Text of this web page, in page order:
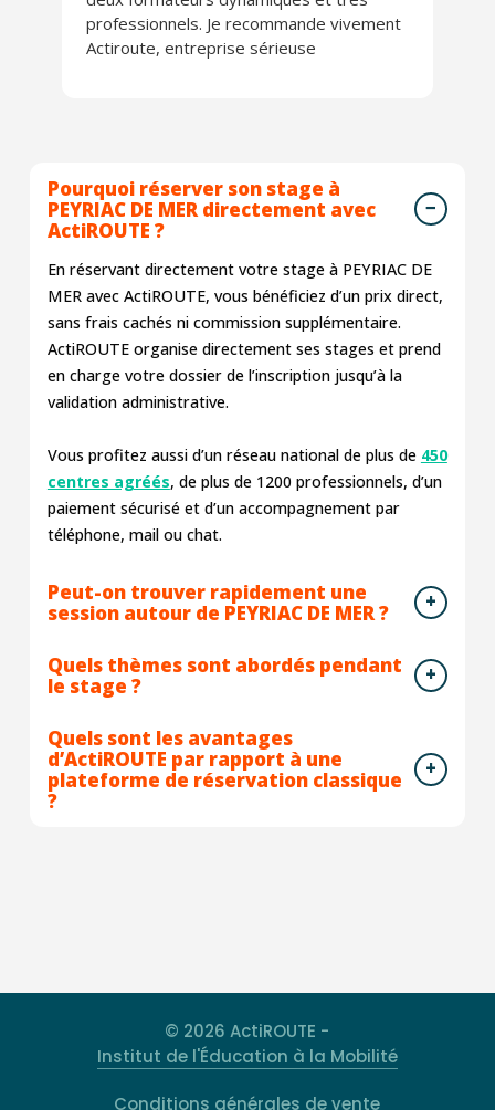
professionnels. Je recommande vivement
Actiroute, entreprise sérieuse
Pourquoi réserver son stage à
PEYRIAC DE MER directement avec
ActiROUTE ?
En réservant directement votre stage à PEYRIAC DE
MER avec ActiROUTE, vous bénéficiez d’un prix direct,
sans frais cachés ni commission supplémentaire.
ActiROUTE organise directement ses stages et prend
en charge votre dossier de l’inscription jusqu’à la
validation administrative.
Vous profitez aussi d’un réseau national de plus de 450
centres agréés, de plus de 1200 professionnels, d’un
paiement sécurisé et d’un accompagnement par
téléphone, mail ou chat.
Peut-on trouver rapidement une
session autour de PEYRIAC DE MER ?
Quels thèmes sont abordés pendant
le stage ?
Quels sont les avantages
d’ActiROUTE par rapport à une
plateforme de réservation classique
?
© 2026 ActiROUTE -
Institut de l'Éducation à la Mobilité
Conditions générales de vente